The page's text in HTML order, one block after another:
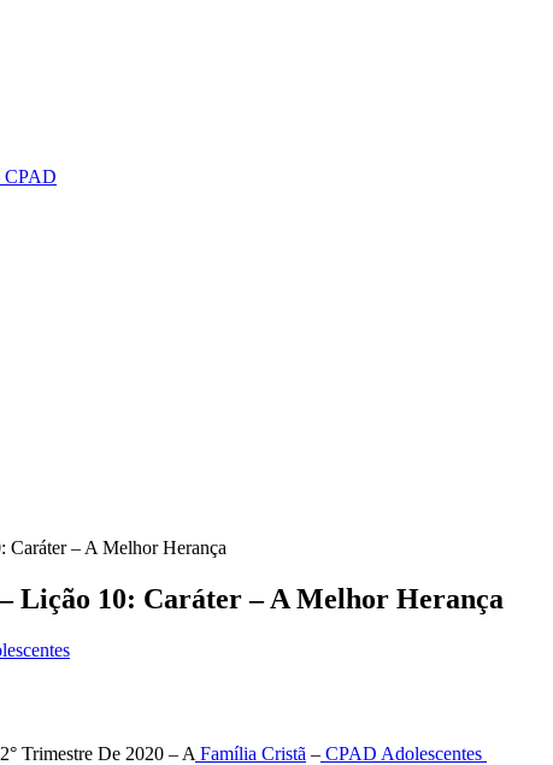
CPAD
Caráter – A Melhor Herança
Lição 10: Caráter – A Melhor Herança
Trimestre De 2020 – A Família Cristã – CPAD Adolescentes